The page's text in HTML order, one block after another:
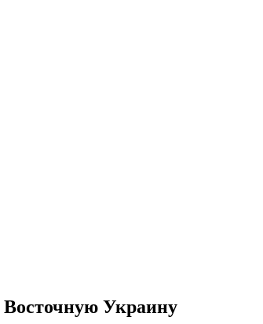
Восточную Украину